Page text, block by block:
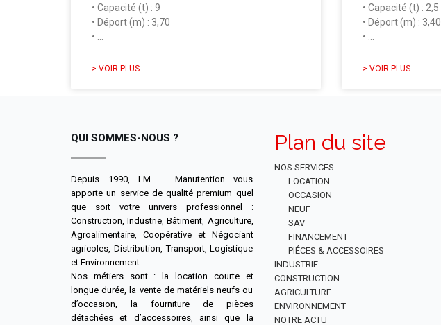
• Capacité (t) : 9
• Déport (m) : 3,70
• …
> VOIR PLUS
• Capacité (t) : 2,5
• Déport (m) : 3,40
• …
> VOIR PLUS
QUI SOMMES-NOUS ?
Depuis 1990, LM – Manutention vous
apporte un service de qualité premium quel
que soit votre univers professionnel :
Construction, Industrie, Bâtiment, Agriculture,
Agroalimentaire, Coopérative et Négociant
agricoles, Distribution, Transport, Logistique
et Environnement.
Nos métiers sont : la location courte et
longue durée, la vente de matériels neufs ou
d’occasion, la fourniture de pièces
détachées et d’accessoires, ainsi que la
Plan du site
NOS SERVICES
LOCATION
OCCASION
NEUF
SAV
FINANCEMENT
PIÉCES & ACCESSOIRES
INDUSTRIE
CONSTRUCTION
AGRICULTURE
ENVIRONNEMENT
NOTRE ACTU